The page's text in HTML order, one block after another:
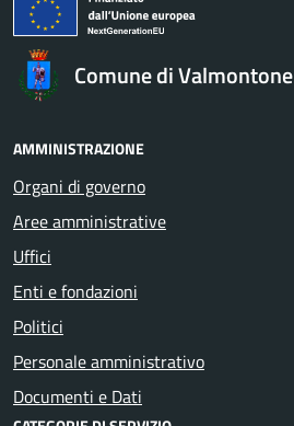
Comune di Valmontone
AMMINISTRAZIONE
Organi di governo
Aree amministrative
Uffici
Enti e fondazioni
Politici
Personale amministrativo
Documenti e Dati